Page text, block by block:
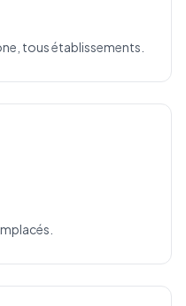
tous établissements.